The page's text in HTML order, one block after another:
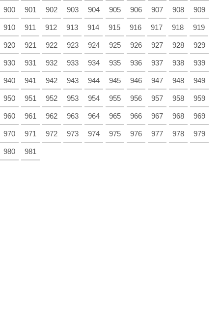
900 901 902 903 904 905 906 907 908 909
910 911 912 913 914 915 916 917 918 919
920 921 922 923 924 925 926 927 928 929
930 931 932 933 934 935 936 937 938 939
940 941 942 943 944 945 946 947 948 949
950 951 952 953 954 955 956 957 958 959
960 961 962 963 964 965 966 967 968 969
970 971 972 973 974 975 976 977 978 979
980 981